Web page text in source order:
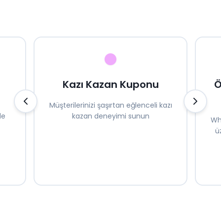
Kazı Kazan Kuponu
Müşterilerinizi şaşırtan eğlenceli kazı
kazan deneyimi sunun